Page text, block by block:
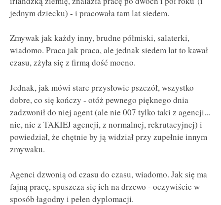
jednym dziecku) - i pracowała tam lat siedem.
Zmywak jak każdy inny, brudne półmiski, salaterki,
wiadomo. Praca jak praca, ale jednak siedem lat to kawał
czasu, zżyła się z firmą dość mocno.
Jednak, jak mówi stare przysłowie pszczół, wszystko
dobre, co się kończy - otóż pewnego pięknego dnia
zadzwonił do niej agent (ale nie 007 tylko taki z agencji...
nie, nie z TAKIEJ agencji, z normalnej, rekrutacyjnej) i
powiedział, że chętnie by ją widział przy zupełnie innym
zmywaku.
Agenci dzwonią od czasu do czasu, wiadomo. Jak się ma
fajną pracę, spuszcza się ich na drzewo - oczywiście w
sposób łagodny i pełen dyplomacji.